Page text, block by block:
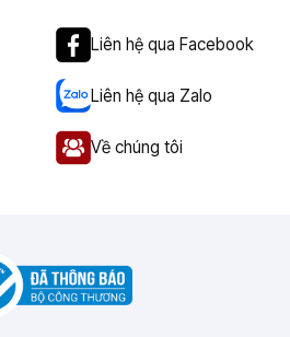
Liên hệ qua Facebook
Liên hệ qua Zalo
Về chúng tôi